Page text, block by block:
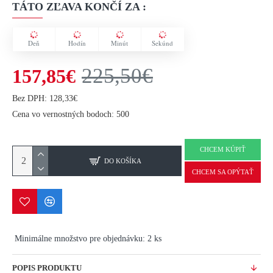
TÁTO ZĽAVA KONČÍ ZA :
Deň Hodín Minút Sekúnd
157,85€ 225,50€
Bez DPH: 128,33€
Cena vo vernostných bodoch: 500
DO KOŠÍKA
CHCEM KÚPIŤ
CHCEM SA OPÝTAŤ
Minimálne množstvo pre objednávku: 2 ks
POPIS PRODUKTU